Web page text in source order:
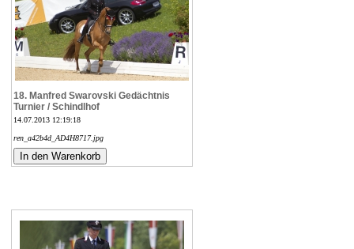
18. Manfred Swarovski Gedächtnis
Turnier / Schindlhof
14.07.2013 12:19:18
ren_a42b4d_AD4H8717.jpg